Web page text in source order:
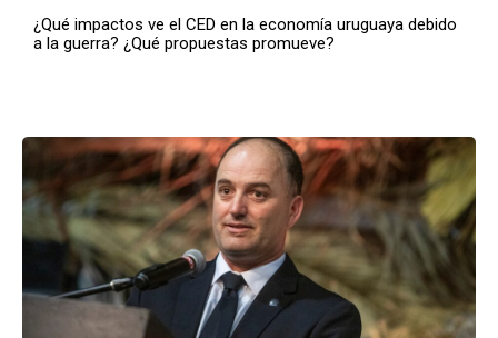
¿Qué impactos ve el CED en la economía uruguaya debido
a la guerra? ¿Qué propuestas promueve?